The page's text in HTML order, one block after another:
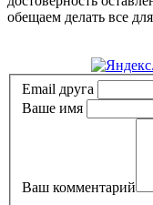
обещаем делать все
Email друга
Ваше имя
Ваш комментарий